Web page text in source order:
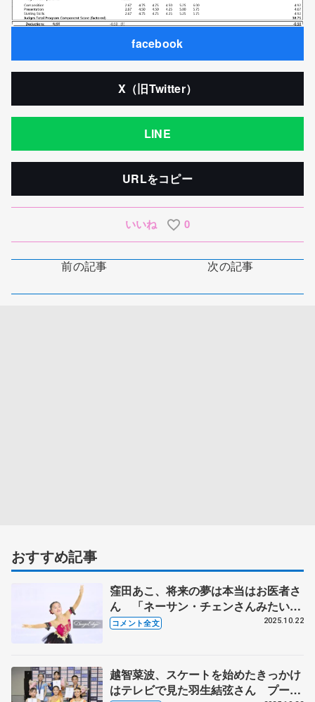
facebook
X（旧Twitter）
LINE
URLをコピー
いいね 0
前の記事 次の記事
おすすめ記事
窪田あこ、将来の夢は本当はお医者さ
ん 「ネーサン・チェンさんみたいに
オリンピックに出て、そこからメダル
コメント全文 2025.10.22
越智菜波、スケートを始めたきっかけ
はテレビで見た羽生結弦さん プーさ